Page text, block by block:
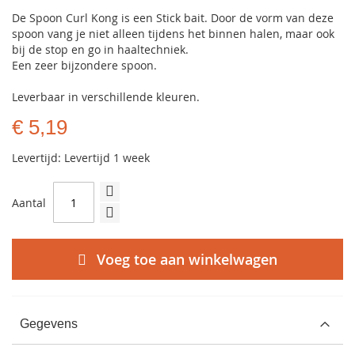
De Spoon Curl Kong is een Stick bait. Door de vorm van deze
spoon vang je niet alleen tijdens het binnen halen, maar ook
bij de stop en go in haaltechniek.
Een zeer bijzondere spoon.
Leverbaar in verschillende kleuren.
€ 5,19
Levertijd: Levertijd 1 week
Aantal
Voeg toe aan winkelwagen
Gegevens